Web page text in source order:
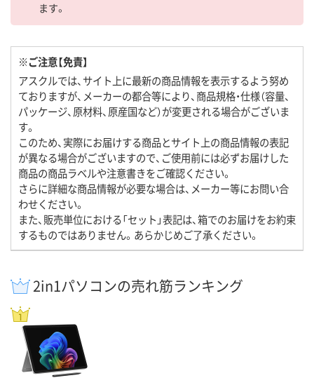
ます。
※ご注意【免責】
アスクルでは、サイト上に最新の商品情報を表示するよう努め
ておりますが、メーカーの都合等により、商品規格・仕様（容量、
パッケージ、原材料、原産国など）が変更される場合がございま
す。
このため、実際にお届けする商品とサイト上の商品情報の表記
が異なる場合がございますので、ご使用前には必ずお届けした
商品の商品ラベルや注意書きをご確認ください。
さらに詳細な商品情報が必要な場合は、メーカー等にお問い合
わせください。
また、販売単位における「セット」表記は、箱でのお届けをお約束
するものではありません。あらかじめご了承ください。
2in1パソコンの売れ筋ランキング